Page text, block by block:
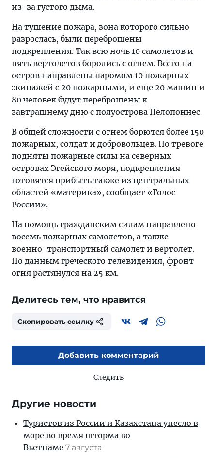
из-за густого дыма.
На тушение пожара, зона которого сильно
разрослась, были переброшены
подкрепления. Так всю ночь 10 самолетов и
пять вертолетов боролись с огнем. Всего на
остров направлены паромом 10 пожарных
экипажей с 20 пожарными, и еще 20 машин и
80 человек будут переброшены к
завтрашнему дню с полуострова Пелопоннес.
В общей сложности с огнем борются более 150
пожарных, солдат и добровольцев. По тревоге
подняты пожарные силы на северных
островах Эгейского моря, подкрепления
готовятся прибыть также из центральных
областей «материка», сообщает «Голос
России».
На помощь гражданским силам направлено
восемь пожарных самолетов, а также
военно-транспортный самолет и вертолет.
По данным греческого телевидения, фронт
огня растянулся на 25 км.
Делитесь тем, что нравится
Скопировать ссылку
Добавить комментарий
Следить
Другие новости
Туристов из России и Казахстана унесло в
море во время шторма во
Вьетнаме 7 августа